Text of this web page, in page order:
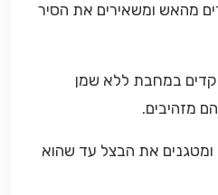
מורידים מהאש ומשאירים את הסיר
במחבת ללא שמן
את הבצל עד שהוא